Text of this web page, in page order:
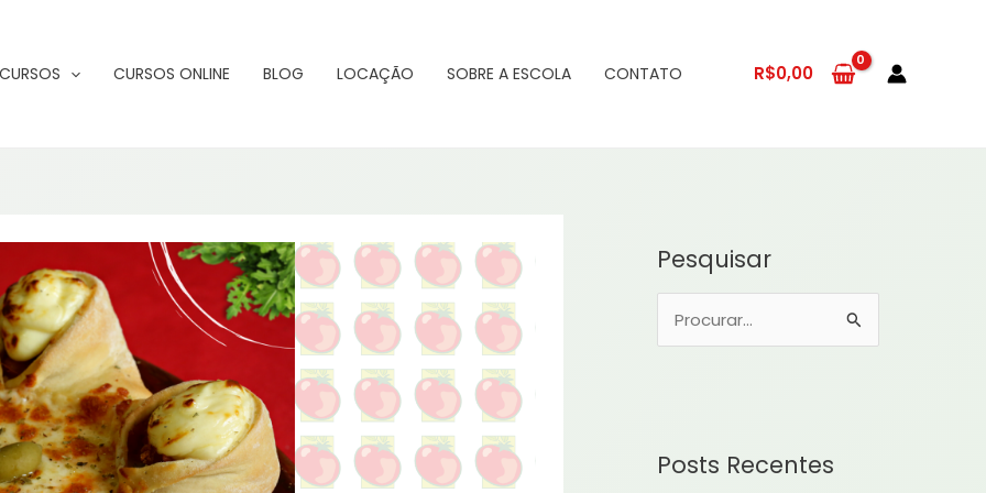
CURSOS CURSOS ONLINE BLOG LOCAÇÃO SOBRE A ESCOLA CONTATO R$0,00
Pesquisar
u
Posts Recentes